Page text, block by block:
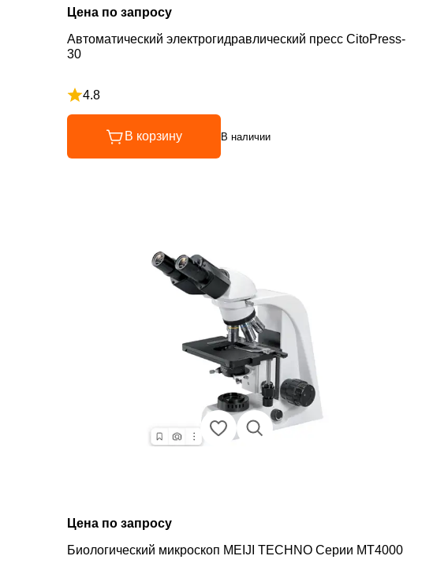
Цена по запросу
Автоматический электрогидравлический пресс CitoPress-
30
4.8
Рейтинг 4.8 из 5
В корзину В наличии
Цена по запросу
Биологический микроскоп MEIJI TECHNO Серии MT4000